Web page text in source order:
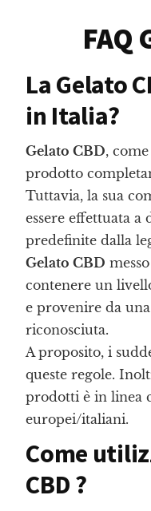
FAQ
La Gelato
in Italia?
Gelato CBD,
prodotto
Tuttavia, la sua
essere effettuata
predefinite dalla
Gelato CBD
contenere un
e provenire da
riconosciuta.
A proposito, i
queste regole.
prodotti è in linea
europei/italiani.
Come
CBD ?